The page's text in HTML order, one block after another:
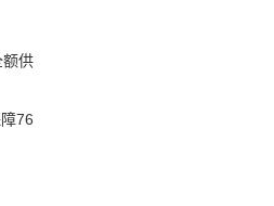
供
76